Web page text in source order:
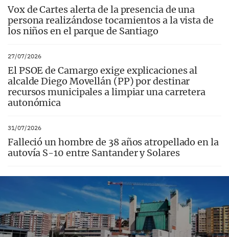
Vox de Cartes alerta de la presencia de una
persona realizándose tocamientos a la vista de
los niños en el parque de Santiago
27/07/2026
El PSOE de Camargo exige explicaciones al
alcalde Diego Movellán (PP) por destinar
recursos municipales a limpiar una carretera
autonómica
31/07/2026
Falleció un hombre de 38 años atropellado en la
autovía S-10 entre Santander y Solares